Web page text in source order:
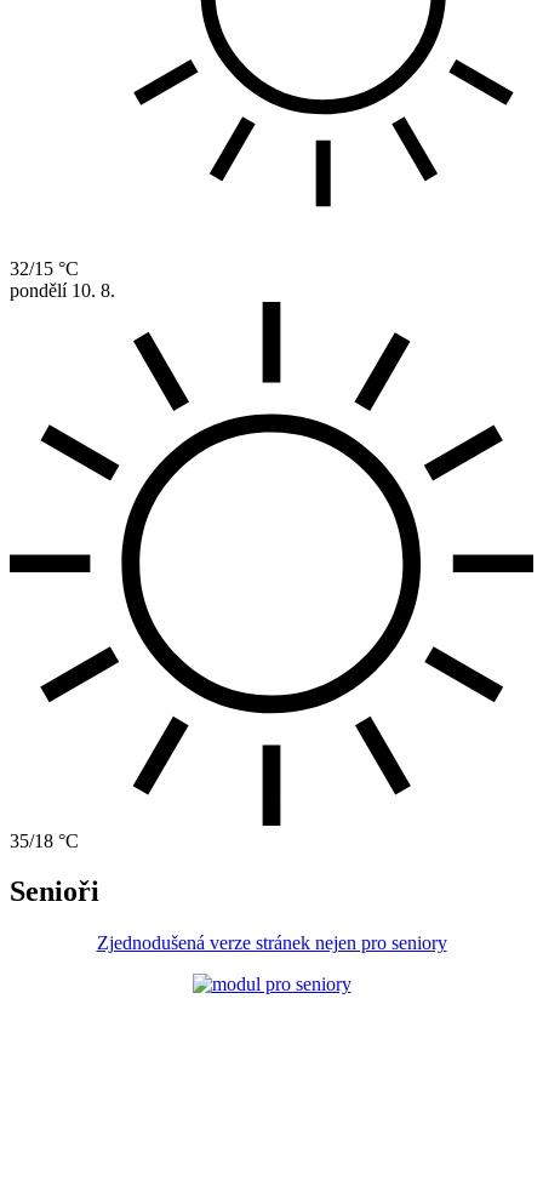
32/15 °C
pondělí 10. 8.
35/18 °C
Senioři
Zjednodušená verze stránek nejen pro seniory